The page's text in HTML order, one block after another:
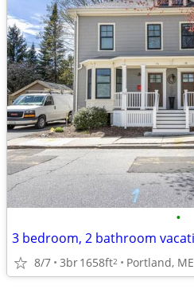
•
8/7 3br1658ft2 Portland, ME